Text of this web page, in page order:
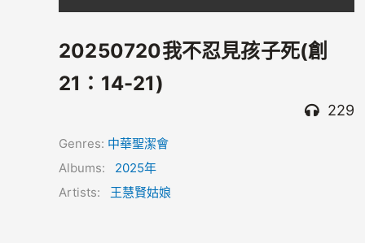
20250720我不忍見孩子死(創
21：14-21)
229
Genres: 中華聖潔會
Albums: 2025年
Artists: 王慧賢姑娘